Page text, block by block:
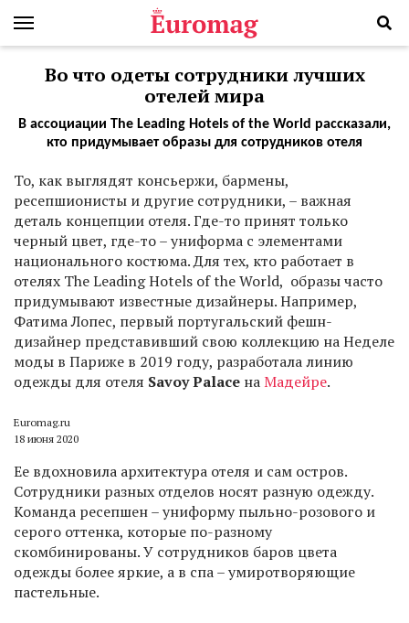
Во что одеты сотрудники лучших
отелей мира
В ассоциации The Leading Hotels of the World рассказали,
кто придумывает образы для сотрудников отеля
То, как выглядят консьержи, бармены,
ресепшионисты и другие сотрудники, – важная
деталь концепции отеля. Где-то принят только
черный цвет, где-то – униформа с элементами
национального костюма. Для тех, кто работает в
отелях The Leading Hotels of the World, образы часто
придумывают известные дизайнеры. Например,
Фатима Лопес, первый португальский фешн-
дизайнер представивший свою коллекцию на Неделе
моды в Париже в 2019 году, разработала линию
одежды для отеля Savoy Palace наМадейре.
Euromag.ru
18 июня 2020
Ее вдохновила архитектура отеля и сам остров.
Сотрудники разных отделов носят разную одежду.
Команда ресепшен – униформу пыльно-розового и
серого оттенка, которые по-разному
скомбинированы. У сотрудников баров цвета
одежды более яркие, а в спа – умиротворяющие
пастельные.